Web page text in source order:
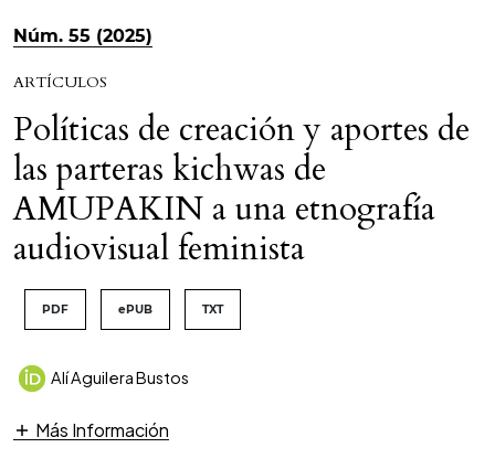
Núm. 55 (2025)
ARTÍCULOS
Políticas de creación y aportes de
las parteras kichwas de
AMUPAKIN a una etnografía
audiovisual feminista
PDF ePUB TXT
Alí Aguilera Bustos
Más Información